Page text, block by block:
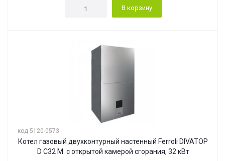
В корзину
код 5120-0573
Котел газовый двухконтурный настенный Ferroli DIVATOP
D C32 M. с открытой камерой сгорания, 32 кВт